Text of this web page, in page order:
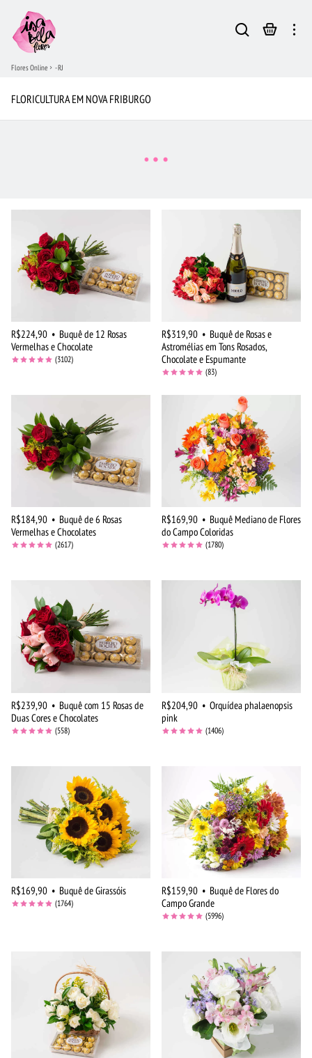
Flores Online - RJ
FLORICULTURA EM NOVA FRIBURGO
R$224,90 • Buquê de 12 Rosas
Vermelhas e Chocolate
(3102)
R$319,90 • Buquê de Rosas e
Astromélias em Tons Rosados,
Chocolate e Espumante
(83)
R$184,90 • Buquê de 6 Rosas
Vermelhas e Chocolates
(2617)
R$169,90 • Buquê Mediano de Flores
do Campo Coloridas
(1780)
R$239,90 • Buquê com 15 Rosas de
Duas Cores e Chocolates
(558)
R$204,90 • Orquídea phalaenopsis
pink
(1406)
R$169,90 • Buquê de Girassóis
(1764)
R$159,90 • Buquê de Flores do
Campo Grande
(5996)